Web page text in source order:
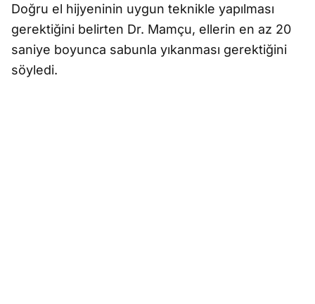
Doğru el hijyeninin uygun teknikle yapılması
gerektiğini belirten Dr. Mamçu, ellerin en az 20
saniye boyunca sabunla yıkanması gerektiğini
söyledi.